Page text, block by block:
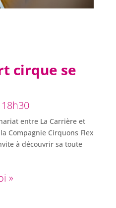
cirque se
entre La Carrière et
Compagnie Cirquons Flex
à découvrir sa toute
»